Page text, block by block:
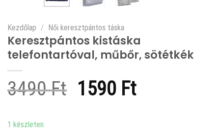
Kezdőlap / Női keresztpántos táska
Keresztpántos kistáska
telefontartóval, műbőr, sötétkék
3490Ft Original
1590 FtCurrent
1 készleten